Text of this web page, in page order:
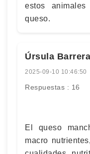
estos
queso.
Úrsula Barrera
2025-09-10 10:46:50
Respuestas : 16
El queso
macro